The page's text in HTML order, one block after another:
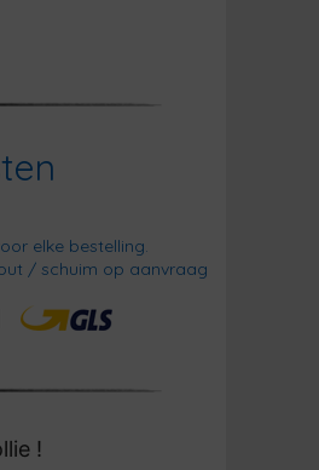
elke bestelling.
/ schuim op aanvraag
!